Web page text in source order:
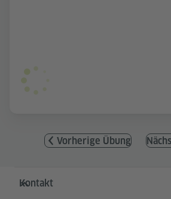
Vorherige Übung
Service- und
Kontakt